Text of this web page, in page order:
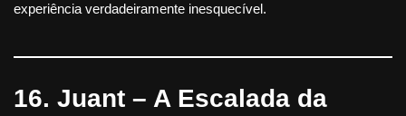
experiência verdadeiramente inesquecível.
16. Juant – A Escalada da